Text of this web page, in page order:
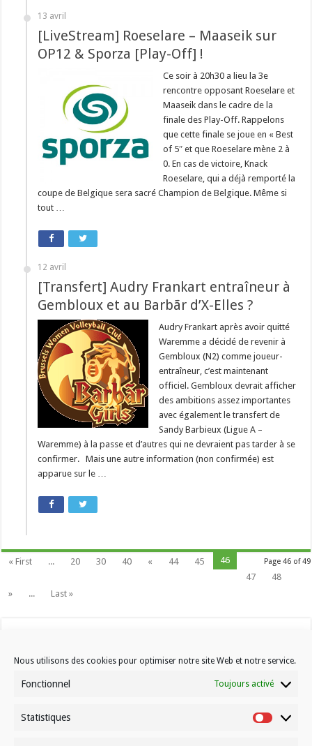
Nous utilisons des cookies pour optimiser notre site Web et notre service.
Fonctionnel Toujours activé
Statistiques
13 avril
[LiveStream] Roeselare – Maaseik sur
OP12 & Sporza [Play-Off] !
Ce soir à 20h30 a lieu la 3e
rencontre opposant Roeselare et
Maaseik dans le cadre de la
finale des Play-Off. Rappelons
que cette finale se joue en « Best
of 5″ et que Roeselare mène 2 à
0. En cas de victoire, Knack
Roeselare, qui a déjà remporté la
coupe de Belgique sera sacré Champion de Belgique. Même si
tout …
12 avril
[Transfert] Audry Frankart entraîneur à
Gembloux et au Barbãr d’X-Elles ?
Audry Frankart après avoir quitté
Waremme a décidé de revenir à
Gembloux (N2) comme joueur-
entraîneur, c’est maintenant
officiel. Gembloux devrait afficher
des ambitions assez importantes
avec également le transfert de
Sandy Barbieux (Ligue A –
Waremme) à la passe et d’autres qui ne devraient pas tarder à se
confirmer. Mais une autre information (non confirmée) est
apparue sur le …
Page 46 of 49
« First ... 20 30 40 « 44 45
46
47
48
»
... Last »
Contactez-nous